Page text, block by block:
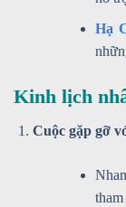
Hạ
Kinh lịch
Cuộc gặp gỡ